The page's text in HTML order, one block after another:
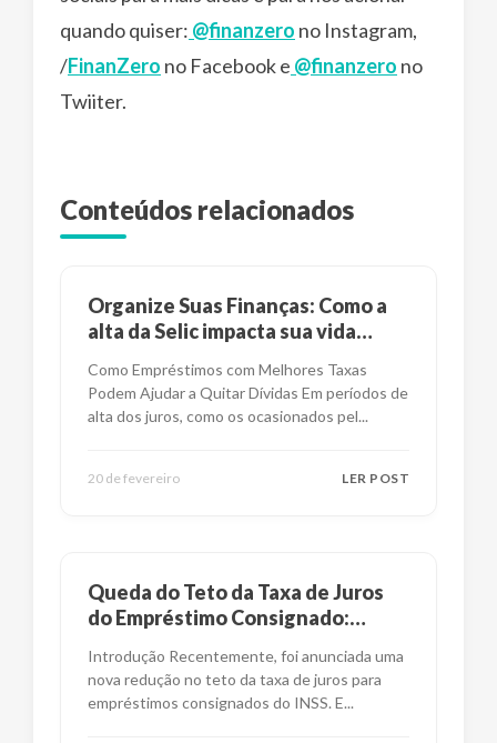
quando quiser: @finanzero no Instagram,
/FinanZero no Facebook e @finanzero no
Twiiter.
Conteúdos relacionados
Organize Suas Finanças: Como a
alta da Selic impacta sua vida
Como Empréstimos com Melhores Taxas
Podem Ajudar a Quitar Dívidas Em períodos de
alta dos juros, como os ocasionados pel...
20 de fevereiro LER POST
Queda do Teto da Taxa de Juros
do Empréstimo Consignado:
Introdução Recentemente, foi anunciada uma
nova redução no teto da taxa de juros para
empréstimos consignados do INSS. E...